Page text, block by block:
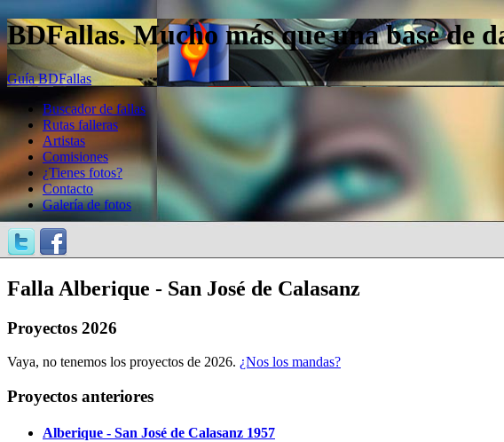
BDFallas. Mucho más que una base de
Guía BDFallas
Buscador de fallas
Rutas falleras
Artistas
Comisiones
¿Tienes fotos?
Contacto
Galería de fotos
Falla Alberique - San José de Calasanz
Proyectos 2026
Vaya, no tenemos los proyectos de 2026. ¿Nos los mandas?
Proyectos anteriores
Alberique - San José de Calasanz 1957